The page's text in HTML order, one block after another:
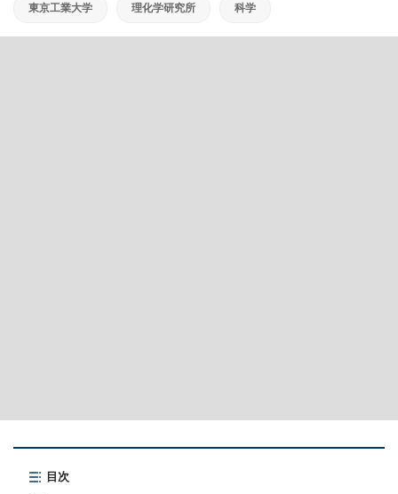
東京工業大学 理化学研究所 科学
目次